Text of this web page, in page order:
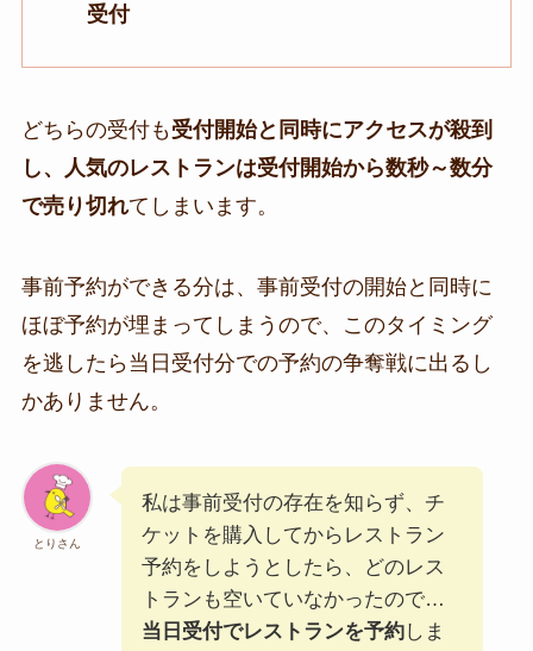
受付
どちらの受付も受付開始と同時にアクセスが殺到
し、人気のレストランは受付開始から数秒～数分
で売り切れてしまいます。
事前予約ができる分は、事前受付の開始と同時に
ほぼ予約が埋まってしまうので、このタイミング
を逃したら当日受付分での予約の争奪戦に出るし
かありません。
とりさん
私は事前受付の存在を知らず、チ
ケットを購入してからレストラン
予約をしようとしたら、どのレス
トランも空いていなかったので…
当日受付でレストランを予約しま